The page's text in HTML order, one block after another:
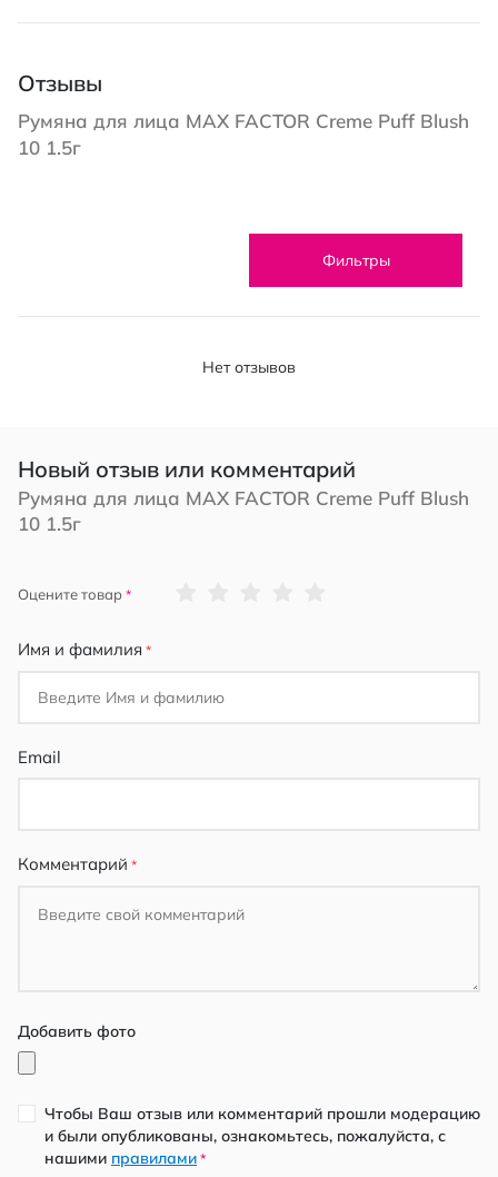
Отзывы
Румяна для лица MAX FACTOR Creme Puff Blush
10 1.5г
Фильтры
Нет отзывов
Новый отзыв или комментарий
Румяна для лица MAX FACTOR Creme Puff Blush
10 1.5г
Оцените товар
Имя и фамилия
Email
Комментарий
Добавить фото
Чтобы Ваш отзыв или комментарий прошли модерацию
и были опубликованы, ознакомьтесь, пожалуйста, с
нашими правилами *